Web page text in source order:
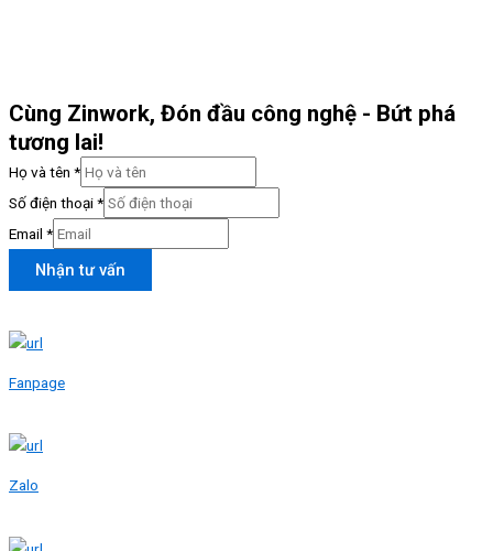
Cùng Zinwork, Đón đầu công nghệ - Bứt phá
tương lai!
Họ và tên *
Số điện thoại*
Email *
Nhận tư vấn
Fanpage
Zalo